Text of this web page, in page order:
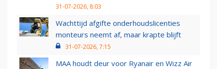
31-07-2026, 8:03
Wachttijd afgifte onderhoudslicenties
monteurs neemt af, maar krapte blijft
31-07-2026, 7:15
MAA houdt deur voor Ryanair en Wizz Air